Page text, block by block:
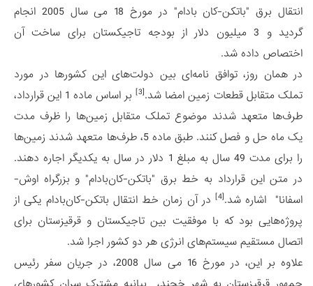
انتقال برق "باتکن-کان بادام" در مورخ 18 می سال 2005 انجام
گردید و 3 میلیون دلار از بودجه تاجیکستان برای ساخت آن
اختصاص داده شد.
در همان روز، توافق نامه‌ای بین دولت‌های این کشورها در مورد
تملک متقابل قطعات زمین امضا شد.[3]
بر اساس ماده 1 این قرارداد،
طرف‌ها متعهد شدند موضوع تملک متقابل زمین‌ها را ظرف مدت
یک ماه حل و فصل کنند. طبق ماده 5، طرف‌ها متعهد شدند زمین‌ها
را برای مدت 49 سال به مبلغ 1 دلار در سال به یکدیگر اجاره دهند.
در متن این قرارداد به خط برق "باتکن-کان‌بادام" و بزرگراه اوش-
اسفانا" اشاره شد.[4] در آن زمان خط انتقال باتکن-کان‌بادام یکی از
پروژه‌هایی بود که با موفقیت بین تاجیکستان و قرقیزستان برای
اتصال مستقیم سیستم‌های انرژی هر دو کشور اجرا شد.
علاوه بر این، در مورخ 16 می سال 2008، در جریان سفر رئیس